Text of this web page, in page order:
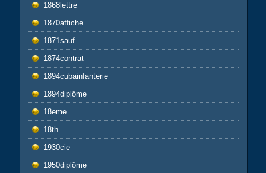
1868lettre
1870affiche
1871sauf
1874contrat
1894cubainfanterie
1894diplôme
18eme
18th
1930cie
1950diplôme